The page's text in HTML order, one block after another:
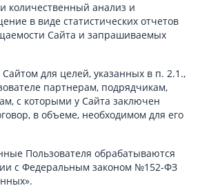
количественный анализ и
в виде статистических отчетов
Сайта и запрашиваемых
для целей, указанных в п. 2.1.,
партнерам, подрядчикам,
с которыми у Сайта заключен
в объеме, необходимом для его
Пользователя обрабатываются
с Федеральным законом №152-ФЗ